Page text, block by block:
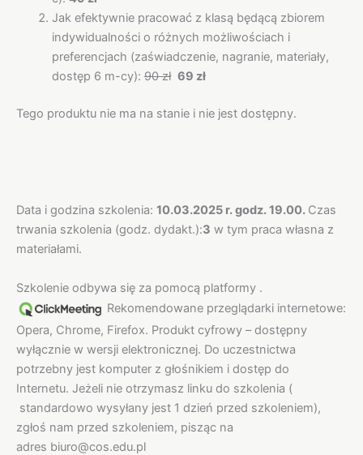
Jak efektywnie pracować z klasą będącą zbiorem
indywidualności o różnych możliwościach i
preferencjach (zaświadczenie, nagranie, materiały,
dostęp 6 m-cy):90 zł 69 zł
Tego produktu nie ma na stanie i nie jest dostępny.
Data i godzina szkolenia: 10.03.2025 r. godz. 19.00. Czas
trwania szkolenia (godz. dydakt.):3 w tym praca własna z
materiałami.
Szkolenie odbywa się za pomocą platformy .
Rekomendowane przeglądarki internetowe:
Opera, Chrome, Firefox. Produkt cyfrowy – dostępny
wyłącznie w wersji elektronicznej. Do uczestnictwa
potrzebny jest komputer z głośnikiem i dostęp do
Internetu. Jeżeli nie otrzymasz linku do szkolenia (
standardowo wysyłany jest 1 dzień przed szkoleniem),
zgłoś nam przed szkoleniem, pisząc na
adres biuro@cos.edu.pl